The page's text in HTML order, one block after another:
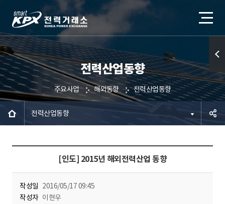
전력산업동향
주요사업 해외동향 전력산업동향
전력산업동향
[인도] 2015년 해외전력산업 동향
작성일 2016/05/17 09:45
작성자 이현우
퀵메
뉴 열
기